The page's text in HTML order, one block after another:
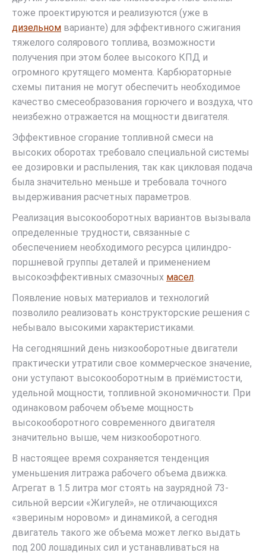
тоже проектируются и реализуются (уже в
дизельном варианте) для эффективного сжигания
тяжелого солярового топлива, возможности
получения при этом более высокого КПД и
огромного крутящего момента. Карбюраторные
схемы питания не могут обеспечить необходимое
качество смесеобразования горючего и воздуха, что
неизбежно отражается на мощности двигателя.
Эффективное сгорание топливной смеси на
высоких оборотах требовало специальной системы
ее дозировки и распыления, так как цикловая подача
была значительно меньше и требовала точного
выдерживания расчетных параметров.
Реализация высокооборотных вариантов вызывала
определенные трудности, связанные с
обеспечением необходимого ресурса цилиндро-
поршневой группы деталей и применением
высокоэффективных смазочных масел.
Появление новых материалов и технологий
позволило реализовать конструкторские решения с
небывало высокими характеристиками.
На сегодняшний день низкооборотные двигатели
практически утратили свое коммерческое значение,
они уступают высокооборотным в приёмистости,
удельной мощности, топливной экономичности. При
одинаковом рабочем объеме мощность
высокооборотного современного двигателя
значительно выше, чем низкооборотного.
В настоящее время сохраняется тенденция
уменьшения литража рабочего объема движка.
Агрегат в 1.5 литра мог стоять на заурядной 73-
сильной версии «Жигулей», не отличающихся
«звериным норовом» и динамикой, а сегодня
двигатель такого же объема может легко выдать
под 200 лошадиных сил и устанавливаться на